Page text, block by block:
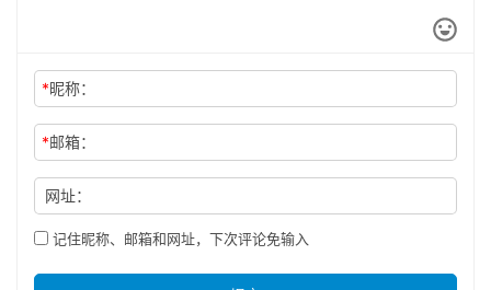
*昵称：
*邮箱：
网址：
记住昵称、邮箱和网址，下次评论免输入